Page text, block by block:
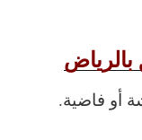
أو فاضية.